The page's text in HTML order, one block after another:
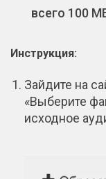
всего 100
Инструкция:
Зайдите на
«Выберите
исходное